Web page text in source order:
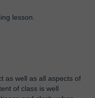
lesson.
as well as all aspects of
of class is well